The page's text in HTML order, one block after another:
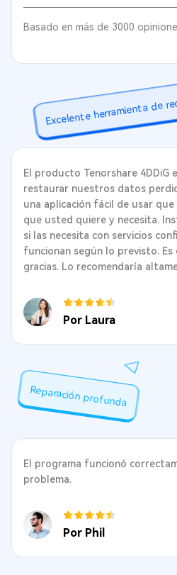
Basado en más de 3000
Excelente herramienta de
El producto Tenorshare 4DDiG
restaurar nuestros datos
una aplicación fácil de usar
que usted quiere y necesita.
si las necesita con servicios
funcionan según lo previsto. Es
gracias. Lo recomendaría
Por Laura
Reparación profunda
El programa funcionó
problema.
Por Phil